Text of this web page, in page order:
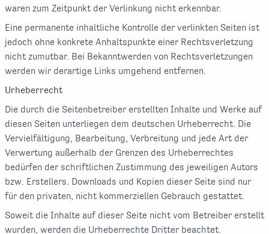
waren zum Zeitpunkt der Verlinkung nicht erkennbar.
Eine permanente inhaltliche Kontrolle der verlinkten Seiten ist
jedoch ohne konkrete Anhaltspunkte einer Rechtsverletzung
nicht zumutbar. Bei Bekanntwerden von Rechtsverletzungen
werden wir derartige Links umgehend entfernen.
Urheberrecht
Die durch die Seitenbetreiber erstellten Inhalte und Werke auf
diesen Seiten unterliegen dem deutschen Urheberrecht. Die
Vervielfältigung, Bearbeitung, Verbreitung und jede Art der
Verwertung außerhalb der Grenzen des Urheberrechtes
bedürfen der schriftlichen Zustimmung des jeweiligen Autors
bzw. Erstellers. Downloads und Kopien dieser Seite sind nur
für den privaten, nicht kommerziellen Gebrauch gestattet.
Soweit die Inhalte auf dieser Seite nicht vom Betreiber erstellt
wurden, werden die Urheberrechte Dritter beachtet.